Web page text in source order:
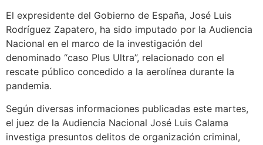
El expresidente del Gobierno de España, José Luis
Rodríguez Zapatero, ha sido imputado por la Audiencia
Nacional en el marco de la investigación del
denominado “caso Plus Ultra”, relacionado con el
rescate público concedido a la aerolínea durante la
pandemia.
Según diversas informaciones publicadas este martes,
el juez de la Audiencia Nacional José Luis Calama
investiga presuntos delitos de organización criminal,